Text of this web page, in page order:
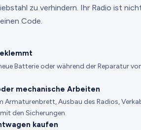
zu verhindern. Ihr Radio ist
Code.
Batterie oder während der Reparatur
mechanische Arbeiten
Armaturenbrett, Ausbau des Radios,
den Sicherungen.
kaufen